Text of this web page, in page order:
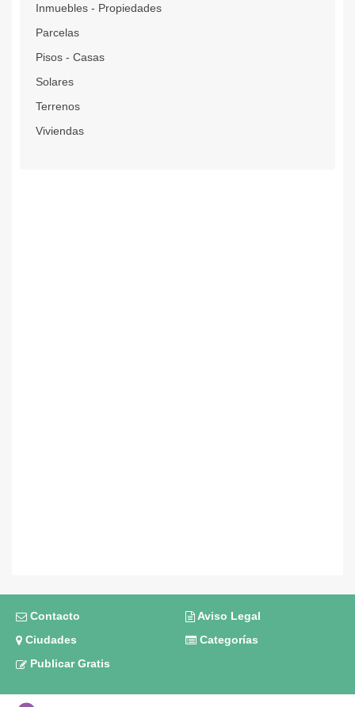
Inmuebles - Propiedades
Parcelas
Pisos - Casas
Solares
Terrenos
Viviendas
Contacto
Aviso Legal
Ciudades
Categorías
Publicar Gratis